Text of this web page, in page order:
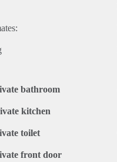
bathroom
kitchen
toilet
front door